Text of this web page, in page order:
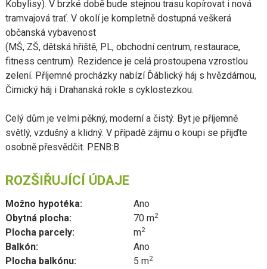
Kobylisy). V brzké době bude stejnou trasu kopírovat i nová
tramvajová trať. V okolí je kompletně dostupná veškerá
občanská vybavenost
(MŠ, ZŠ, dětská hřiště, PL, obchodní centrum, restaurace,
fitness centrum). Rezidence je celá prostoupena vzrostlou
zelení. Příjemné procházky nabízí Ďáblický háj s hvězdárnou,
Čimický háj i Drahanská rokle s cyklostezkou.
Celý dům je velmi pěkný, moderní a čistý. Byt je příjemně
světlý, vzdušný a klidný. V případě zájmu o koupi se přijďte
osobně přesvědčit. PENB:B
ROZŠIŘUJÍCÍ ÚDAJE
Možno hypotéka:
Ano
Obytná plocha:
70 m2
Plocha parcely: m2
Balkón:
Ano
Plocha balkónu:
5 m2